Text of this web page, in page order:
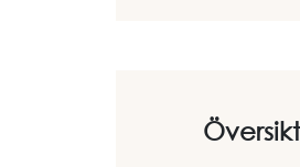
Översikt